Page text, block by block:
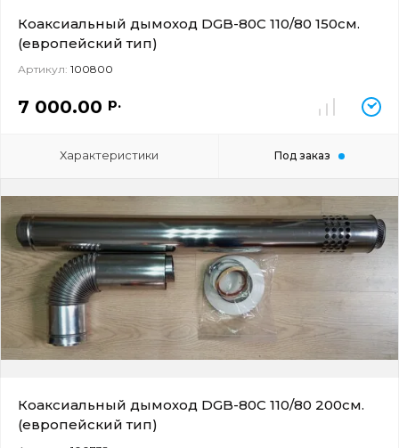
Коаксиальный дымоход DGB-80C 110/80 150см.
(европейский тип)
Артикул: 100800
7 000.00 р.
Характеристики Под заказ
Коаксиальный дымоход DGB-80C 110/80 200см.
(европейский тип)